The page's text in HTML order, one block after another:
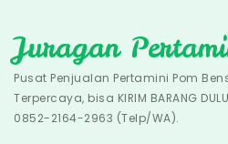
to
content
Juragan
Pusat Penjualan Pertamini Pom
Terpercaya, bisa KIRIM BARANG
0852-2164-2963 (Telp/WA).